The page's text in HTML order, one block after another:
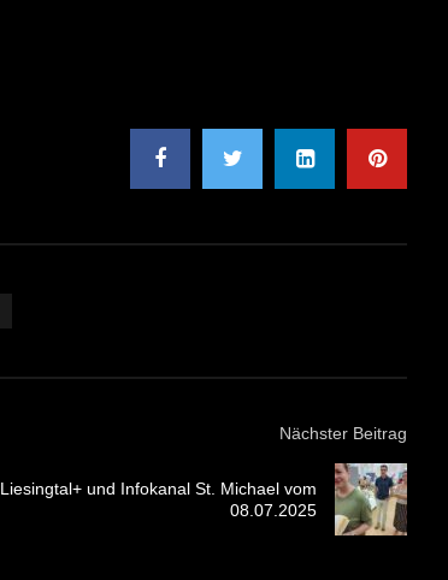
Nächster Beitrag
Liesingtal+ und Infokanal St. Michael vom
08.07.2025